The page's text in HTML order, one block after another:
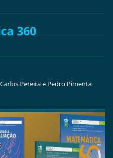
360
Pereira e Pedro Pimenta